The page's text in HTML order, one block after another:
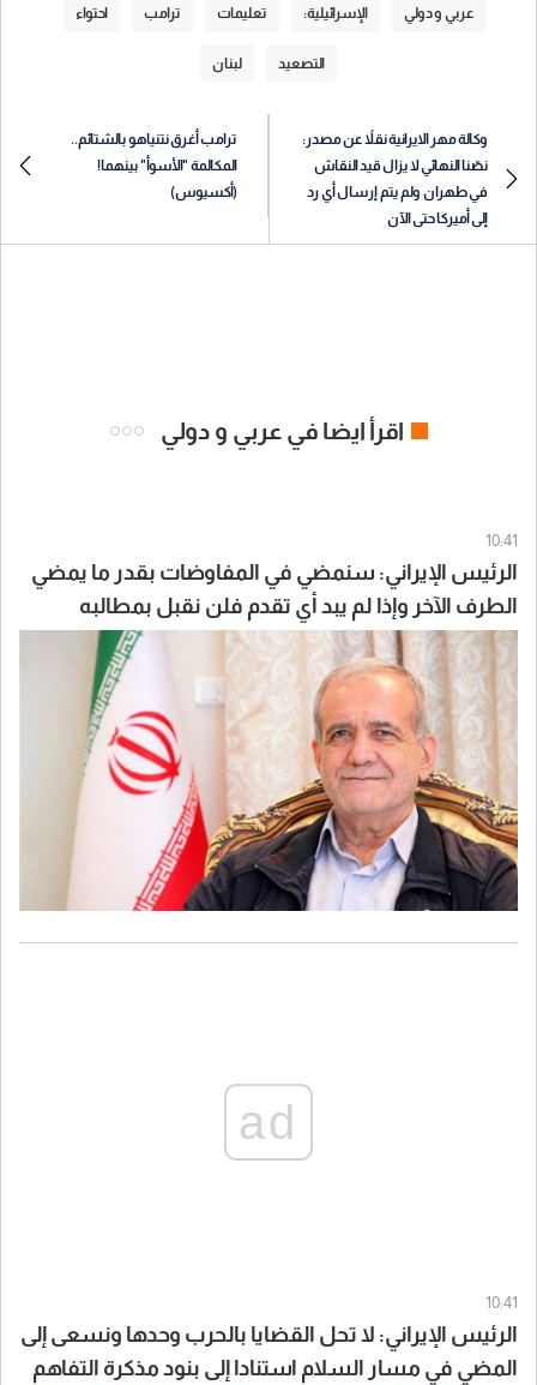
عربي و دولي الإسرائيلية: تعليمات ترامب احتواء
التصعيد لبنان
وكالة مهر الايرانية نقلاً عن مصدر:
نصّنا النهائي لا يزال قيد النقاش
في طهران ولم يتم إرسال أي رد
إلى أميركا حتى الآن
ترامب أغرق نتنياهو بالشتائم..
المكالمة "الأسوأ" بينهما!
(أكسيوس)
اقرأ ايضا في عربي و دولي
10:41
الرئيس الإيراني: سنمضي في المفاوضات بقدر ما يمضي
الطرف الآخر وإذا لم يبد أي تقدم فلن نقبل بمطالبه
ad
10:41
الرئيس الإيراني: لا تحل القضايا بالحرب وحدها ونسعى إلى
المضي في مسار السلام استنادا إلى بنود مذكرة التفاهم